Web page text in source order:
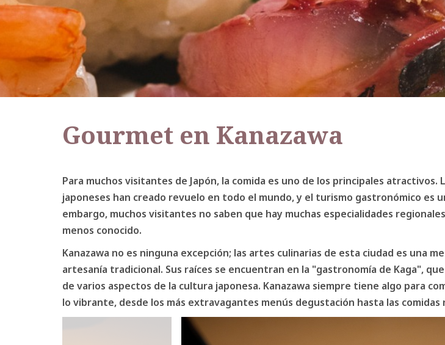
Gourmet en Kanazawa
Para muchos visitantes de Japón, la comida es uno de los principales
japoneses han creado revuelo en todo el mundo, y el turismo gastronómico es
embargo, muchos visitantes no saben que hay muchas especialidades
menos conocido.
Kanazawa no es ninguna excepción; las artes culinarias de esta ciudad es una
artesanía tradicional. Sus raíces se encuentran en la "gastronomía de Kaga",
de varios aspectos de la cultura japonesa. Kanazawa siempre tiene algo para
lo vibrante, desde los más extravagantes menús degustación hasta las